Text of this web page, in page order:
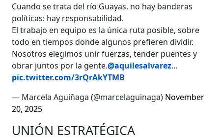
Cuando se trata del río Guayas, no hay banderas
políticas: hay responsabilidad.
El trabajo en equipo es la única ruta posible, sobre
todo en tiempos donde algunos prefieren dividir.
Nosotros elegimos unir fuerzas, tender puentes y
obrar juntos por la gente.@aquilesalvarez...
pic.twitter.com/3rQrAkYTMB
— Marcela Aguiñaga (@marcelaguinaga) November
20, 2025
UNIÓN ESTRATÉGICA